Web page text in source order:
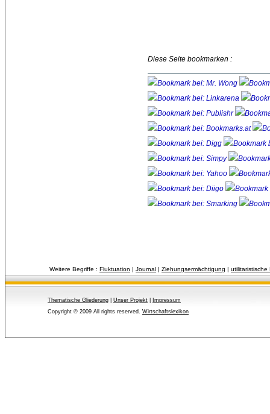
Diese Seite bookmarken :
Weitere Begriffe : Fluktuation | Journal | Ziehungsermächtigung | utilitaristische
Thematische Gliederung Unser Projekt
Impressum
Copyright © 2009 All rights reserved. Wirtschaftslexikon